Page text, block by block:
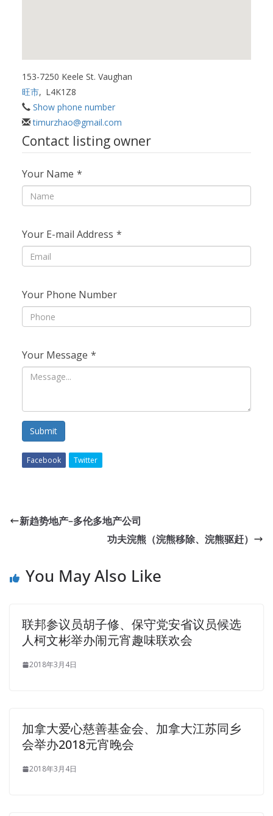
153-7250 Keele St. Vaughan
旺市, L4K1Z8
Show phone number
timurzhao@gmail.com
Contact listing owner
Your Name *
Your E-mail Address *
Your Phone Number
Your Message *
Submit
Facebook Twitter
新趋势地产–多伦多地产公司
功夫浣熊（浣熊移除、浣熊驱赶）
You May Also Like
联邦参议员胡子修、保守党安省议员候选
人柯文彬举办闹元宵趣味联欢会
2018年3月4日
加拿大爱心慈善基金会、加拿大江苏同乡
会举办2018元宵晚会
2018年3月4日